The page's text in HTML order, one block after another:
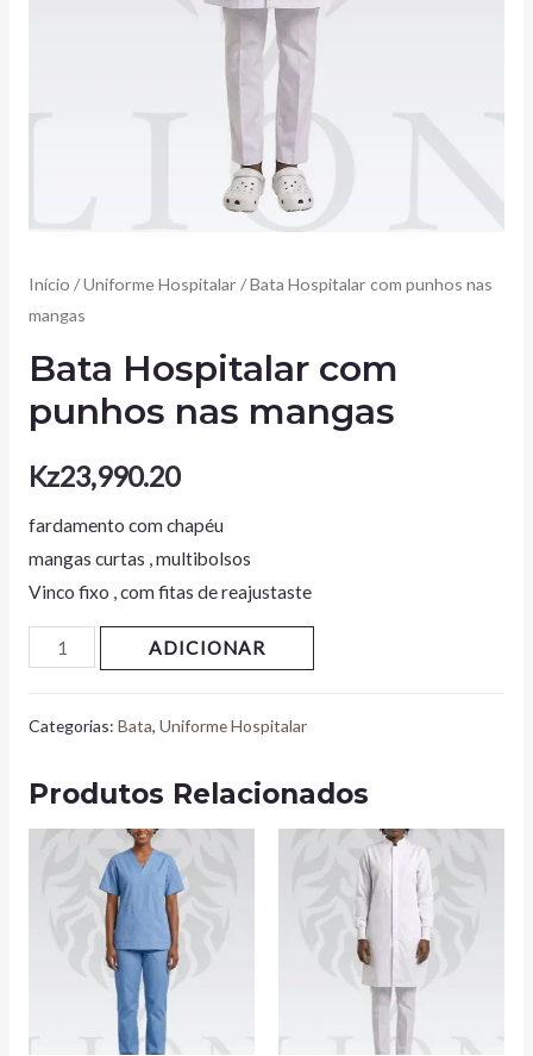
Início /Uniforme Hospitalar / Bata Hospitalar com punhos nas
mangas
Bata Hospitalar com
punhos nas mangas
Kz23,990.20
fardamento com chapéu
mangas curtas , multibolsos
Vinco fixo , com fitas de reajustaste
ADICIONAR
Categorias: Bata, Uniforme Hospitalar
Produtos Relacionados